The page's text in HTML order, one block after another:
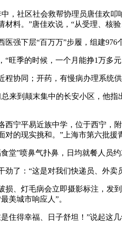
社区社会救帮协理员唐佳欢叩
材料。”唐佳欢说，“从受理、核
下层“百万万”步履，组建976
季的时候，一个月能挣1万多元
同；开药，有慢病办理系统供
到颠末集中的长安小区，他指
平易近族中学，位于西宁，附
对的现实挑和。”上海市第六批援
”喷鼻气扑鼻，日均就餐人员约
：“这是对我们快递员、外卖
、灯毛病会立即摄影标注，发到
美城市响应人”。
得幸福、日子舒坦！”说起这几